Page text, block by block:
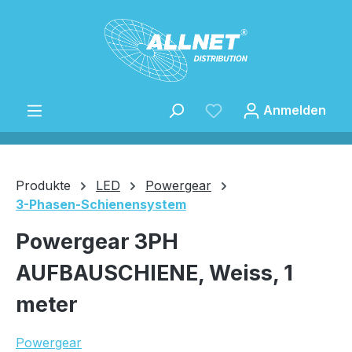
Zum Hauptinhalt springen
Anmelden
Produkte LED
Powergear
3-Phasen-Schienensystem
Powergear 3PH
AUFBAUSCHIENE, Weiss, 1
meter
Powergear